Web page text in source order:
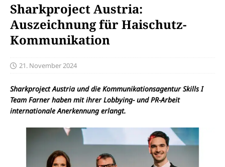
Sharkproject Austria:
Auszeichnung für Haischutz-
Kommunikation
21. November 2024
Sharkproject Austria und die Kommunikationsagentur Skills I
Team Farner haben mit ihrer Lobbying- und PR-Arbeit
internationale Anerkennung erlangt.